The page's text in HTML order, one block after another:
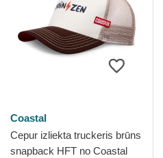
Coastal
Cepur izliekta truckeris brūns
snapback HFT no Coastal